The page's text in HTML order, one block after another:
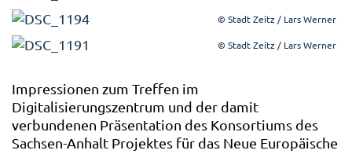
© Stadt Zeitz / Lars Werner
© Stadt Zeitz / Lars Werner
Impressionen zum Treffen im
Digitalisierungszentrum und der damit
verbundenen Präsentation des Konsortiums des
Sachsen-Anhalt Projektes für das Neue Europäische